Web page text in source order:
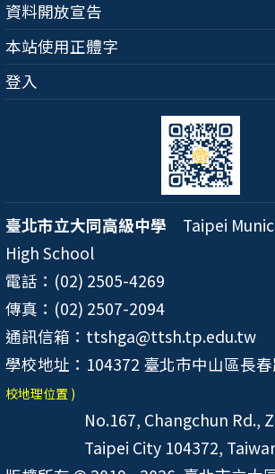
資料開放宣告
本站使用正體字
登入
臺北市立大同高級中學 Taipei
High School
電話：(02) 2505-4269
傳真：(02) 2507-2094
通訊信箱：ttshga@ttsh.tp.edu.tw
學校地址：104372 臺北市中山區長
校地理位置 )
No.167, Changchun Rd.,
Taipei City 104372,